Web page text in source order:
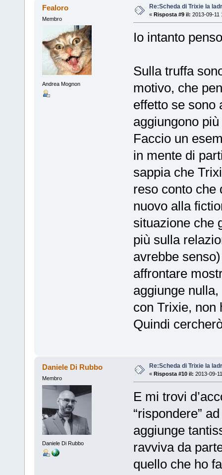
Fealoro
Membro
Andrea Mognon
Re:Scheda di Trixie la
« Risposta #9 il: 2013-09-11
Io intanto
Sulla truffa
motivo, che
effetto se sono
aggiungono
Faccio un
in mente di
sappia che
reso conto che
nuovo alla
situazione che
più sulla
avrebbe
affrontare
aggiunge
con Trixie, non
Quindi
Daniele Di Rubbo
Membro
Daniele Di Rubbo
Re:Scheda di Trixie la
« Risposta #10 il: 2013-09-
E mi trovi
“rispondere”
aggiunge
ravviva da
quello che ho